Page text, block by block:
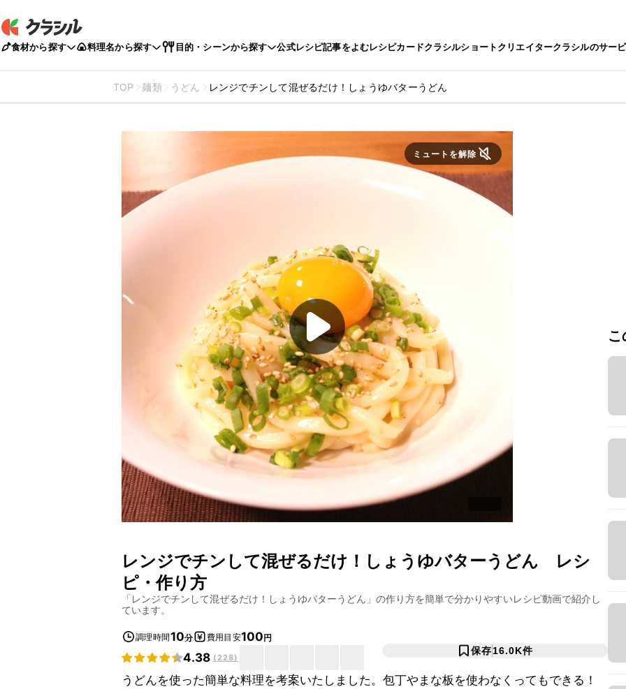
食材から探す 料理名から探す 目的・シーンから探す 公式レシピ記事をよむレシピカードクラシルショートクリエイタークラシルのサー
TOP 麺類 うどん レンジでチンして混ぜるだけ！しょうゆバターうどん
ミュートを解除
レンジでチンして混ぜるだけ！しょうゆバターうどん レシ
ピ・作り方
「レンジでチンして混ぜるだけ！しょうゆバターうどん 」の作り方を簡単で分かりやすいレシピ動画で紹介し
ています。
調理時間10分 費用目安100円
4.38 (228)
保存16.0K件
うどんを使った簡単な料理を考案いたしました。包丁やまな板を使わなくってもできる！